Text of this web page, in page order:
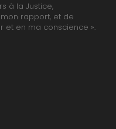
à la Justice,
rapport, et de
et en ma conscience ».